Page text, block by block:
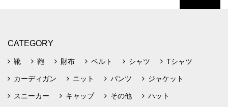
CATEGORY
靴 鞄 財布 ベルト シャツ Tシャツ
カーディガン ニット パンツ ジャケット
スニーカー キャップ その他 ハット